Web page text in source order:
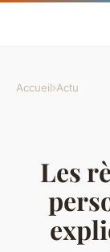
Accueil›Actu
Les